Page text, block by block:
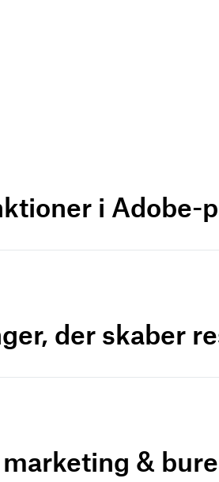
i Adobe-
der skaber
&